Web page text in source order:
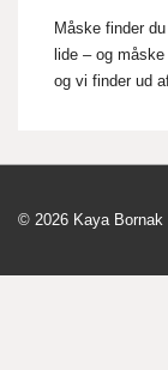
Måske finder
lide – og
og vi finder ud
© 2026 Kaya Bornak